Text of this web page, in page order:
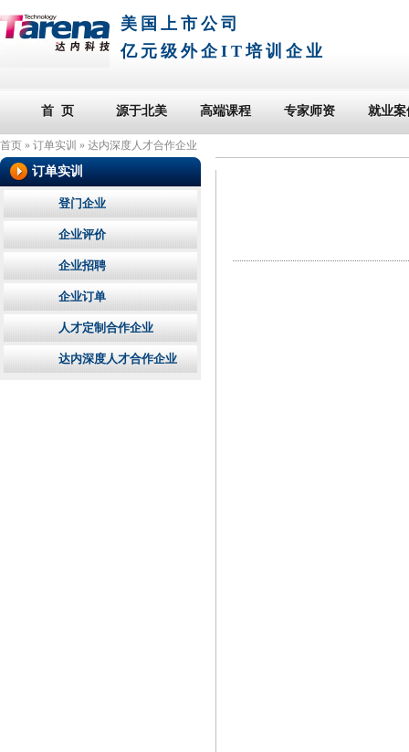
美国上市公司
亿元级外企IT培训企业
首 页 源于北美 高端课程 专家师资 就业案
首页 » 订单实训 » 达内深度人才合作企业
订单实训
登门企业
企业评价
企业招聘
企业订单
人才定制合作企业
达内深度人才合作企业